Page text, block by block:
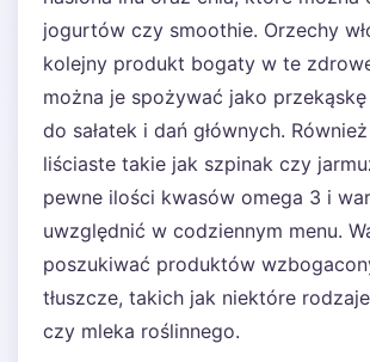
jogurtów czy smoothie. Orzechy
kolejny produkt bogaty w te
można je spożywać jako
do sałatek i dań głównych.
liściaste takie jak szpinak czy
pewne ilości kwasów omega 3 i
uwzględnić w codziennym menu.
poszukiwać produktów
tłuszcze, takich jak niektóre
czy mleka roślinnego.